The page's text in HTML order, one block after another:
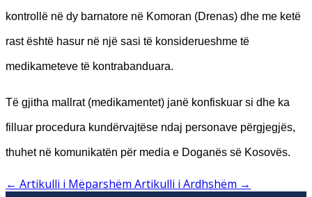
kontrollë në dy barnatore në Komoran (Drenas) dhe me ketë
rast është hasur në një sasi të konsiderueshme të
medikameteve të kontrabanduara.
Të gjitha mallrat (medikamentet) janë konfiskuar si dhe ka
filluar procedura kundërvajtëse ndaj personave përgjegjës,
thuhet në komunikatën për media e Doganës së Kosovës.
← Artikulli i Mëparshëm Artikulli i Ardhshëm →